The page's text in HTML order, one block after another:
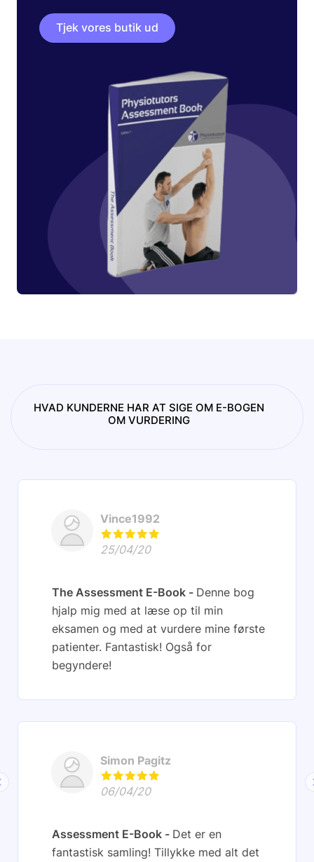
Tjek vores butik ud
HVAD KUNDERNE HAR AT SIGE OM E-BOGEN
OM VURDERING
Vince1992
25/04/20
The Assessment E-Book
Denne bog
hjalp mig med at læse op til min
eksamen og med at vurdere mine første
patienter. Fantastisk! Også for
begyndere!
Simon Pagitz
06/04/20
Assessment E-Book
Det er en
fantastisk samling! Tillykke med alt det